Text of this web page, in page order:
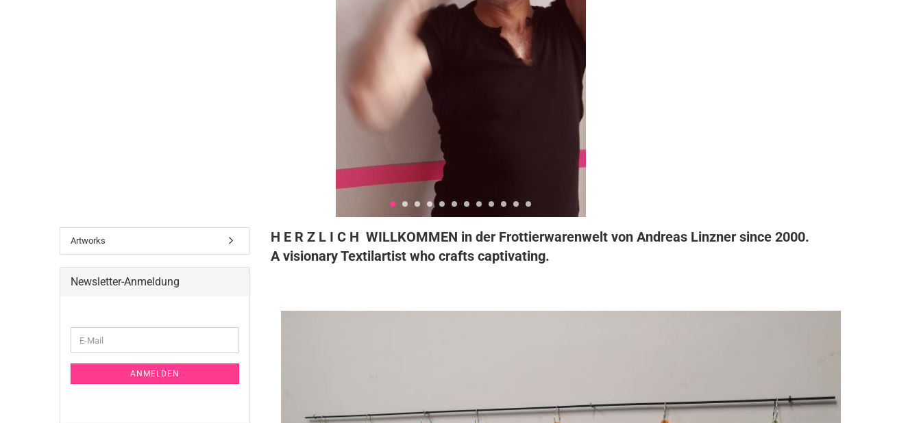
H E R Z L I C H WILLKOMMEN in der Frottierwarenwelt von Andreas Linzner since 2000.
A visionary Textilartist who crafts captivating.
Artworks
Newsletter-Anmeldung
ZUR
E-
Mail
ANMELDEN